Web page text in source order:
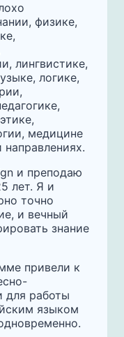
физике,
лингвистике,
логике,
медицине
и преподаю
лет. Я и
точно
и вечный
знание
привели к
для работы
языком